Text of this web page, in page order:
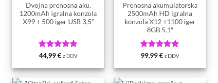
Dvojna prenosna aku.
1200mAh igralna konzola
X99 + 500 iger USB 3,5″
Ocenjeno5
44,99€ z DDV
Prenosna akumulatorska
2500mAh HD igralna
konzola X12 +1100 iger
8GB 5,1″
Ocenjeno5
99,99€ z DDV